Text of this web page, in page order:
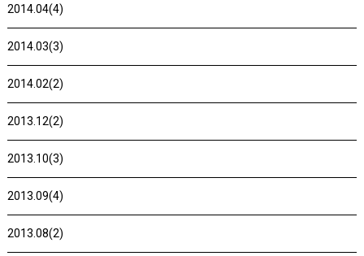
2014.04(4)
2014.03(3)
2014.02(2)
2013.12(2)
2013.10(3)
2013.09(4)
2013.08(2)